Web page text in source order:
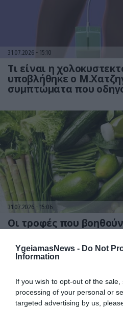
YgeiamasNews - Do Not
Information
If you wish to opt-out of the
processing of your personal or
targeted advertising by us,
31.07.2026 15:10
Τι είναι η
υποβλήθηκε ο
συμπτώματα που
31.07.2026 15:06
Οι τροφές που